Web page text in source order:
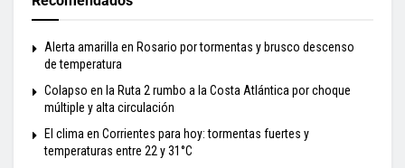
Alerta amarilla en Rosario por tormentas y brusco descenso
de temperatura
Colapso en la Ruta 2 rumbo a la Costa Atlántica por choque
múltiple y alta circulación
El clima en Corrientes para hoy: tormentas fuertes y
temperaturas entre 22 y 31°C